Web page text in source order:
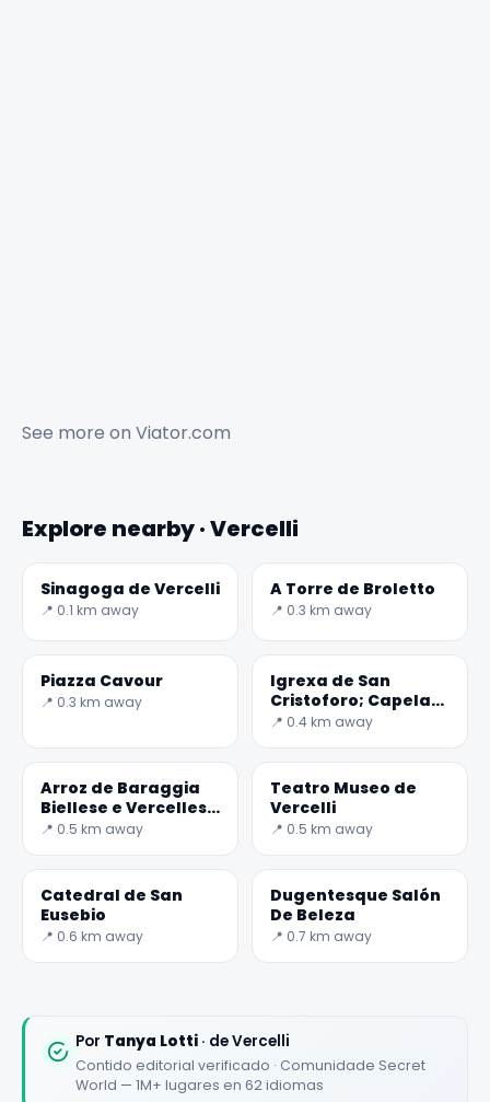
See more on Viator.com
Explore nearby · Vercelli
Sinagoga de Vercelli
📍 0.1 km away
A Torre de Broletto
📍 0.3 km away
Piazza Cavour
📍 0.3 km away
Igrexa de San
Cristoforo; Capela
Sistina de Vercelli;
📍 0.4 km away
Arroz de Baraggia
Biellese e Vercellese
PDO
📍 0.5 km away
Teatro Museo de
Vercelli
📍 0.5 km away
Catedral de San
Eusebio
📍 0.6 km away
Dugentesque Salón
De Beleza
📍 0.7 km away
Por Tanya Lotti · de Vercelli
Contido editorial verificado · Comunidade Secret
World — 1M+ lugares en 62 idiomas
✕
★★★★★